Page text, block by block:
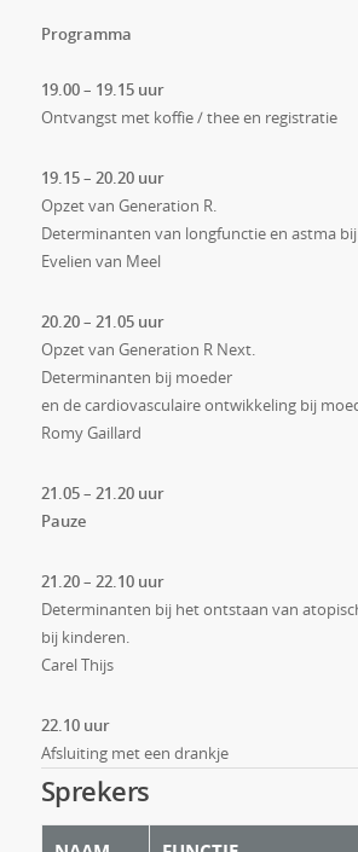
Programma
19.00 – 19.15 uur
Ontvangst met koffie / thee en registratie
19.15 – 20.20 uur
Opzet van Generation R.
Determinanten van longfunctie en astma
Evelien van Meel
20.20 – 21.05 uur
Opzet van Generation R Next.
Determinanten bij moeder
en de cardiovasculaire ontwikkeling bij
Romy Gaillard
21.05 – 21.20 uur
Pauze
21.20 – 22.10 uur
Determinanten bij het ontstaan van
bij kinderen.
Carel Thijs
22.10 uur
Afsluiting met een drankje
Sprekers